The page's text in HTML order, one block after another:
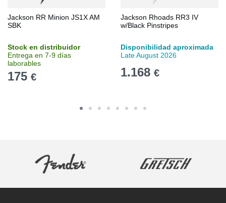
Jackson RR Minion JS1X AM
SBK
Stock en distribuidor
Entrega en 7-9 días
laborables
175 €
Jackson Rhoads RR3 IV
w/Black Pinstripes
Disponibilidad aproximada
Late August 2026
1.168 €